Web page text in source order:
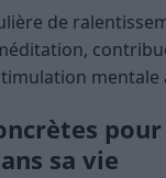
de
sa vie